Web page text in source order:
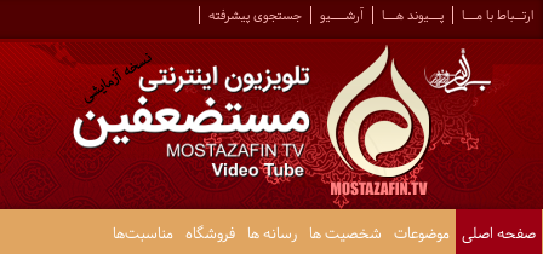
ارتــباط با مـــا پـــیوند هـــا آرشــــیو جستجوی پیشرفته
صفحه اصلی موضوعات شخصیت ها رسانه ها فروشگاه مناسبت‌ها